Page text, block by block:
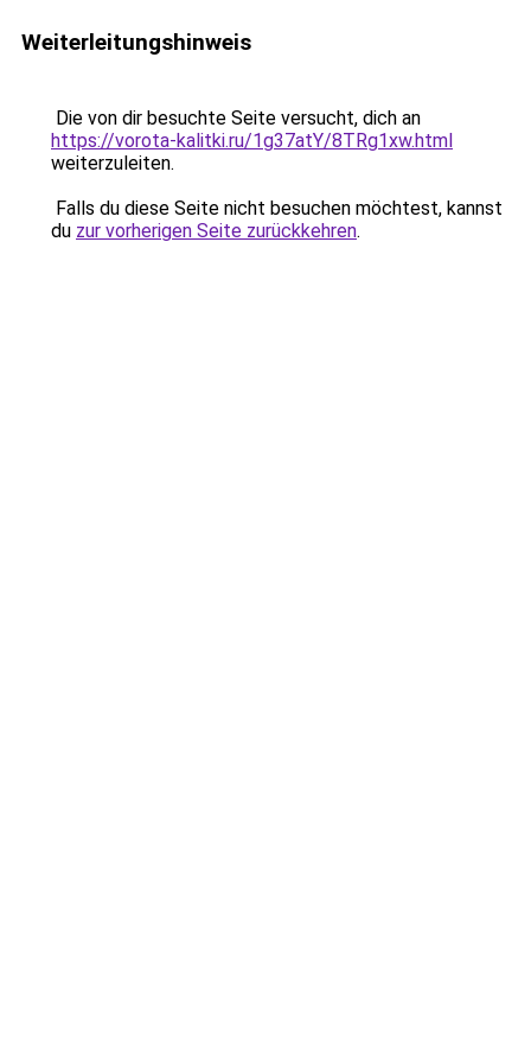
Weiterleitungshinweis
Die von dir besuchte Seite versucht, dich an
https://vorota-kalitki.ru/1g37atY/8TRg1xw.html
weiterzuleiten.
Falls du diese Seite nicht besuchen möchtest, kannst
du zur vorherigen Seite zurückkehren.